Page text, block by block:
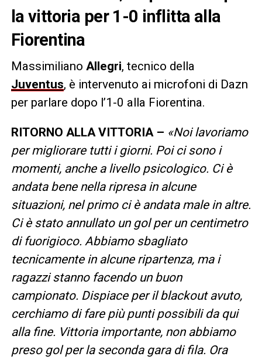
la vittoria per 1-0 inflitta alla
Fiorentina
Massimiliano Allegri, tecnico della
Juventus, è intervenuto ai microfoni di Dazn
per parlare dopo l’1-0 alla Fiorentina.
RITORNO ALLA VITTORIA – «Noi lavoriamo
per migliorare tutti i giorni. Poi ci sono i
momenti, anche a livello psicologico. Ci è
andata bene nella ripresa in alcune
situazioni, nel primo ci è andata male in altre.
Ci è stato annullato un gol per un centimetro
di fuorigioco. Abbiamo sbagliato
tecnicamente in alcune ripartenza, ma i
ragazzi stanno facendo un buon
campionato. Dispiace per il blackout avuto,
cerchiamo di fare più punti possibili da qui
alla fine. Vittoria importante, non abbiamo
preso gol per la seconda gara di fila. Ora